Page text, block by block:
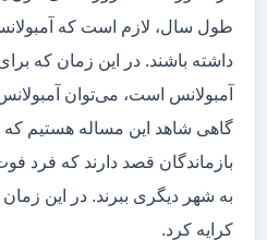
طول سال، لازم است که
داشته باشند. در این زمان که
آمبولانس است، می‌توان
گاهی شاهد این مساله هستیم
بازماندگان قصد دارند که فرد
به شهر دیگری ببرند. در این زمان
کرایه کرد.